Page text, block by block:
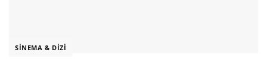
SINEMA & DIZI